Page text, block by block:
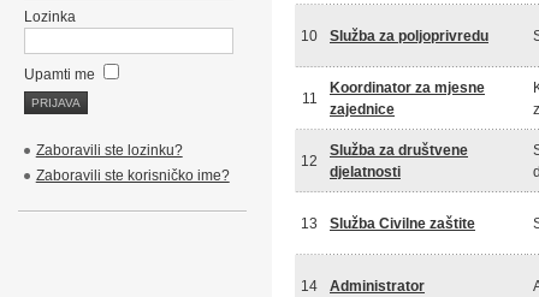
10 Služba za poljoprivredu
11
Koordinator za mjesne
zajednice
12
Služba za društvene
djelatnosti
13 Služba Civilne zaštite
14 Administrator
Lozinka
Upamti me
Zaboravili ste lozinku?
Zaboravili ste korisničko ime?